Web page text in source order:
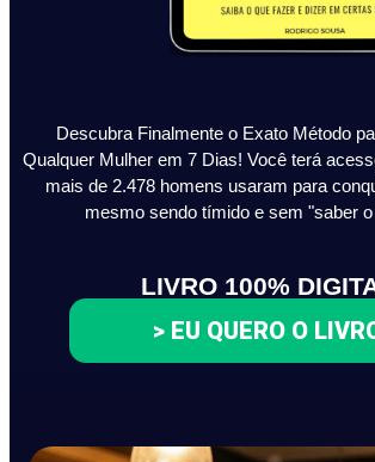
Descubra Finalmente o Exato Método
Qualquer Mulher em 7 Dias! Você terá
mais de 2.478 homens usaram para
mesmo sendo tímido e sem "saber
LIVRO 100%
> EU QUERO O